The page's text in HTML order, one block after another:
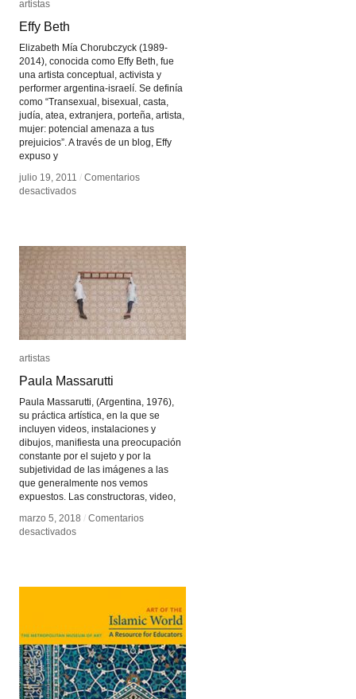
artistas
Effy Beth
Elizabeth Mía Chorubczyck (1989-
2014), conocida como Effy Beth, fue
una artista conceptual, activista y
performer argentina-israelí. Se definía
como “Transexual, bisexual, casta,
judía, atea, extranjera, porteña, artista,
mujer: potencial amenaza a tus
prejuicios”. A través de un blog, Effy
expuso y
julio 19, 2011 / Comentarios
desactivadosen
artistas
Effy Beth
julio 19, 2011 / Comentarios
desactivadosen
artistas
Paula Massarutti
Paula Massarutti, (Argentina, 1976),
su práctica artística, en la que se
incluyen videos, instalaciones y
dibujos, manifiesta una preocupación
constante por el sujeto y por la
subjetividad de las imágenes a las
que generalmente nos vemos
expuestos. Las constructoras, video,
marzo 5, 2018 / Comentarios
desactivadosen
artistas
Paula Massarutti
marzo 5, 2018 / Comentarios
desactivadosen